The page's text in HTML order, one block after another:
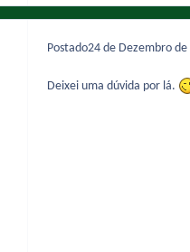
Postado24 de Dezembro de
Deixei uma dúvida por lá.